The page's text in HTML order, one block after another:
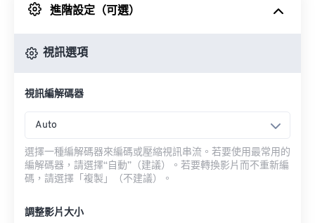
來自 Google 雲端硬碟
進階設定（可選）
視訊選項
視訊編解碼器
Auto
選擇一種編解碼器來編碼或壓縮視訊串流。若要使用最常用的
編解碼器，請選擇“自動”（建議）。若要轉換影片而不重新編
碼，請選擇「複製」（不建議）。
調整影片大小